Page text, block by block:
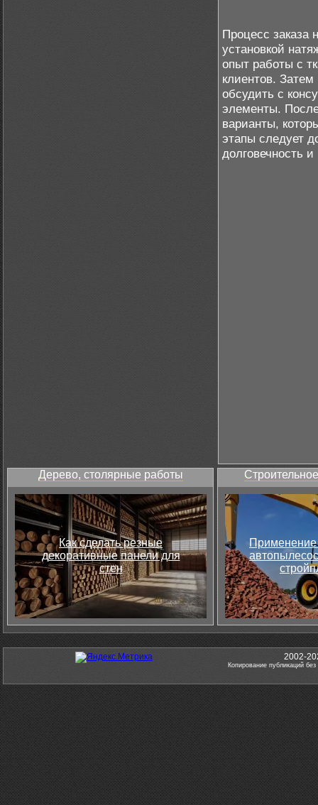
Процесс заказа
установкой
опыт работы с
клиентов.
обсудить с
элементы.
варианты,
этапы следует
долговечность
Дерево, столярные работы
Как сделать резные
декоративные панели для
стен
Применение
2002-
Копирование публикаций